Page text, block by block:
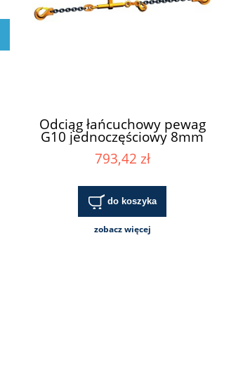
Odciąg łańcuchowy pewag
G10 jednoczęściowy 8mm
PCP
793,42 zł
do koszyka
zobacz więcej